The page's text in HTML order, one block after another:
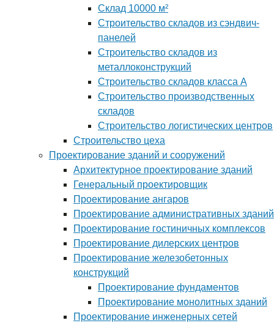
Склад 10000 м²
Строительство складов из сэндвич-
панелей
Строительство складов из
металлоконструкций
Строительство складов класса А
Строительство производственных
складов
Строительство логистических центров
Строительство цеха
Проектирование зданий и сооружений
Архитектурное проектирование зданий
Генеральный проектировщик
Проектирование ангаров
Проектирование административных зданий
Проектирование гостиничных комплексов
Проектирование дилерских центров
Проектирование железобетонных
конструкций
Проектирование фундаментов
Проектирование монолитных зданий
Проектирование инженерных сетей